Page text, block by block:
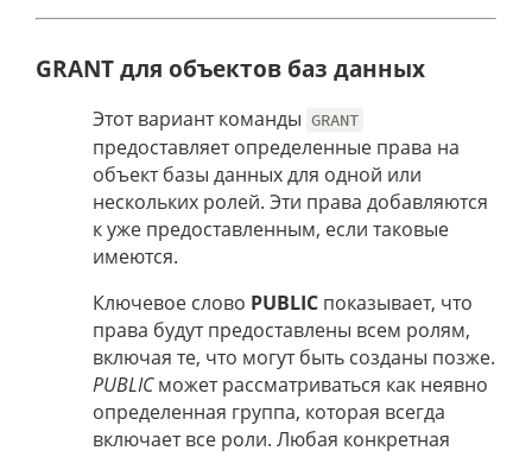
GRANT для объектов баз данных
Этот вариант команды GRANT
предоставляет определенные права на
объект базы данных для одной или
нескольких ролей. Эти права добавляются
к уже предоставленным, если таковые
имеются.
Ключевое слово PUBLIC показывает, что
права будут предоставлены всем ролям,
включая те, что могут быть созданы позже.
PUBLICможет рассматриваться как неявно
определенная группа, которая всегда
включает все роли. Любая конкретная